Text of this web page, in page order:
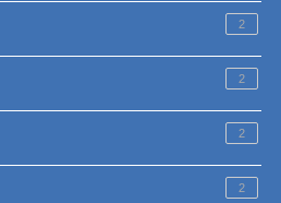
2
2
2
2